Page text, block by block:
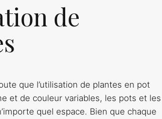
de
que l’utilisation de plantes en pot
et de couleur variables, les pots et les
quel espace. Bien que chaque